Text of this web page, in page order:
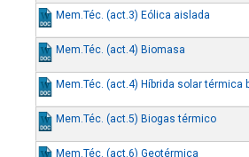
Mem.Téc. (act.3) Eólica aislada
Mem.Téc. (act.4) Biomasa
Mem.Téc. (act.4) Híbrida solar térmica
Mem.Téc. (act.5) Biogas térmico
Mem.Téc. (act.6) Geotérmica